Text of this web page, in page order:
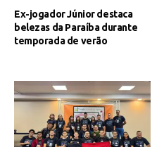
Ex-jogador Júnior destaca
belezas da Paraíba durante
temporada de verão